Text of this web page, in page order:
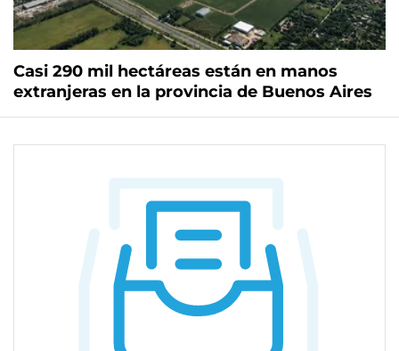
Casi 290 mil hectáreas están en manos
extranjeras en la provincia de Buenos Aires